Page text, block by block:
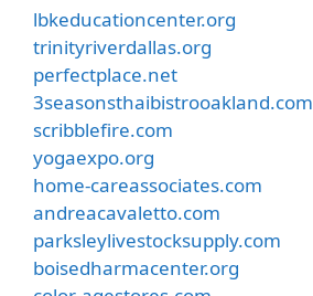
lbkeducationcenter.org
trinityriverdallas.org
perfectplace.net
3seasonsthaibistrooakland.com
scribblefire.com
yogaexpo.org
home-careassociates.com
andreacavaletto.com
parksleylivestocksupply.com
boisedharmacenter.org